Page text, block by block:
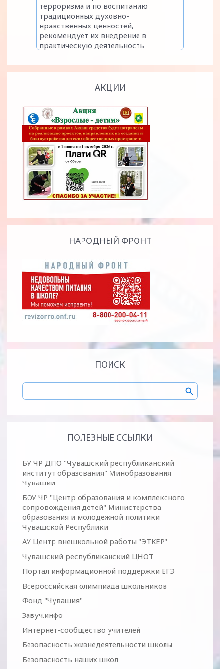
АКЦИИ
НАРОДНЫЙ ФРОНТ
ПОИСК
ПОЛЕЗНЫЕ ССЫЛКИ
БУ ЧР ДПО "Чувашский республиканский
институт образования" Минобразования
Чувашии
БОУ ЧР "Центр образования и комплексного
сопровождения детей" Министерства
образования и молодежной политики
Чувашской Республики
АУ Центр внешкольной работы "ЭТКЕР"
Чувашский республиканский ЦНОТ
Портал информационной поддержки ЕГЭ
Всероссийская олимпиада школьников
Фонд "Чувашия"
Завуч.инфо
Интернет-сообщество учителей
Безопасность жизнедеятельности школы
Безопасность наших школ